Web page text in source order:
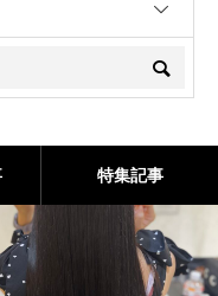
特集記事